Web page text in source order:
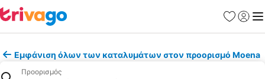
Εμφάνιση όλων των καταλυμάτων στον προορισμό Moena
Προορισμός